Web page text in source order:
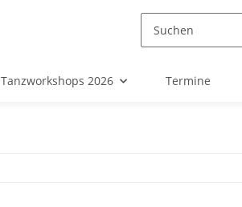
Tanzworkshops 2026 Termine